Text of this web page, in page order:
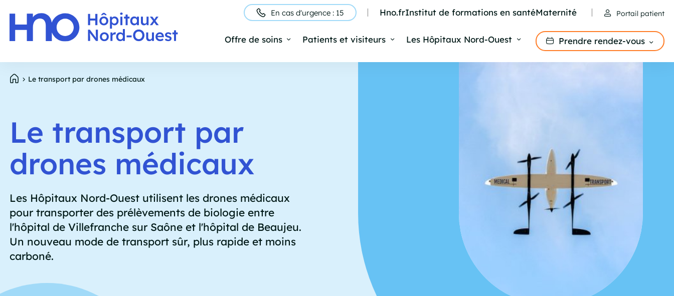
au
Entête
En cas d'urgence : 15 Hno.frInstitut de formations en santéMaternité Portail patient
Navigation
Offre de soins Patients et visiteurs Les Hôpitaux Nord-Ouest Prendre rendez-vous
d'Ariane
Le transport par drones médicaux
Le transport par
drones médicaux
Les Hôpitaux Nord-Ouest utilisent les drones médicaux
pour transporter des prélèvements de biologie entre
l'hôpital de Villefranche sur Saône et l'hôpital de Beaujeu.
Un nouveau mode de transport sûr, plus rapide et moins
carboné.